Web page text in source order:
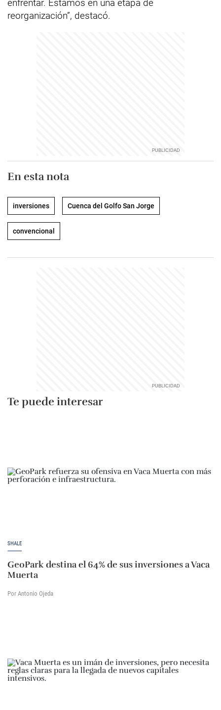
enfrentar. Estamos en una etapa de
reorganización”, destacó.
En esta nota
inversiones Cuenca del Golfo San Jorge
convencional
Te puede interesar
SHALE
GeoPark destina el 64% de sus inversiones a Vaca
Muerta
Por Antonio Ojeda